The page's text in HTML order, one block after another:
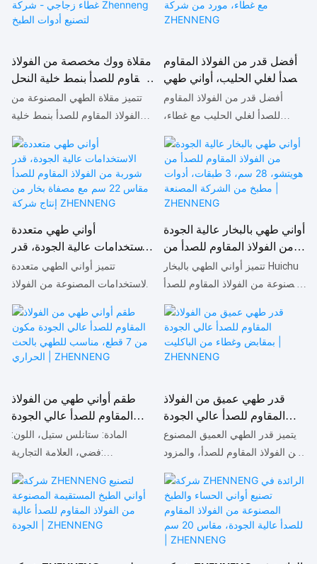
مقلاة ووك مخصصة من الفولاذ
المقاوم للصدأ بنمط خلية النحل
مع غطاء زجاجي - شركة
Zhenneng لتصنيع أدوات
تتميز مقلاة الطهي المصنوعة من
الفولاذ المقاوم للصدأ بنمط خلية
النحل والمزودة بغطاء زجاجي،
بمزايا استثنائية لا تُضاهى مقارنةً
بالمنتجات المماثلة في السوق، من
حيث الأداء والجودة والمظهر،
وتحظى بسمعة طيبة. وقد حرصت
عيوب منتجاتها السابقة وتحسينها
باستمرار. ويمكن تخصيص
مواصفات مقلاة الطهي المصنوعة
من الفولاذ المقاوم للصدأ بنمط
خلية النحل والمزودة بغطاء زجاجي
وفقًا لاحتياجاتكم.
أفضل قدر من الفولاذ المقاوم
للصدأ لغلي الحليب، أواني طهي
مع غطاء، مورد من شركة
ZHENNENG
أفضل قدر من الفولاذ المقاوم
للصدأ لغلي الحليب مع غطاء،
متوفر لدى مورد متخصص، يتميز
بمزايا لا تُضاهى من حيث الأداء
والجودة والمظهر، ويحظى بسمعة
طيبة في السوق. تُعالج شركة
ZHENNENG عيوب منتجاتها
السابقة، وتعمل باستمرار على
تحسينها. يمكن تخصيص مواصفات
أواني طهي متعددة
الاستخدامات عالية الجودة، قدر
شوربة من الفولاذ المقاوم
للصدأ مقاس 22 سم مع
ZHENNENG
تتميز أواني الطهي متعددة
الاستخدامات المصنوعة من الفولاذ
المقاوم للصدأ، والمزودة بمصفاة
بخار، بمزايا استثنائية لا تُضاهى من
حيث الأداء والجودة والمظهر،
مقارنةً بالمنتجات المماثلة في
حرصت شركة ZHENNENG على
معالجة عيوب منتجاتها السابقة
وتحسينها باستمرار. ويمكن تخصيص
مواصفات أواني الطهي متعددة
الاستخدامات المصنوعة من الفولاذ
المقاوم للصدأ والمزودة بمصفاة
أواني طهي بالبخار عالية الجودة
من الفولاذ المقاوم للصدأ من
هويتشو، 28 سم، 3 طبقات،
أدوات مطبخ من الشركة
تتميز أواني الطهي بالبخار Huichu
المصنوعة من الفولاذ المقاوم للصدأ
بثلاثة طبقات وقطر 28 سم، بمزايا
استثنائية لا تُضاهى من حيث الأداء
والجودة والمظهر، مقارنةً بالمنتجات
المماثلة في السوق، ما أكسبها
ZHENNENG على معالجة عيوب
منتجاتها السابقة وتحسينها
باستمرار. ويمكن تخصيص
مواصفات أواني الطهي بالبخار
Huichu المصنوعة من الفولاذ
المقاوم للصدأ بثلاثة طبقات وقطر
28 سم وفقًا لاحتياجاتكم.
طقم أواني طهي من الفولاذ
المقاوم للصدأ عالي الجودة
مكون من 7 قطع، مناسب
للطهي بالحث الحراري |
المادة: ستانلس ستيل، اللون:
فضي، العلامة التجارية:
ZHENNENG، الحجم: 7 قطع، مادة
المقبض: باكليت. طقم أواني طهي
من الستانلس ستيل مكون من 7
قطع، مناسب للاستخدام مع مواقد
للاستخدام اليومي. يتضمن الطقم:
قدر طهي عميق من الفولاذ
المقاوم للصدأ عالي الجودة
بمقابض وغطاء من الباكليت |
ZHENNENG
يتميز قدر الطهي العميق المصنوع
من الفولاذ المقاوم للصدأ، والمزود
بمقابض وغطاء من الباكليت، بمزايا
فائقة لا تُضاهى من حيث الأداء
والجودة والمظهر، مقارنةً بالمنتجات
المماثلة في السوق، مما أكسبه
سمعة طيبة. وقد حرصت شركة